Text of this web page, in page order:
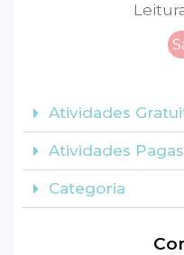
Atividades
Atividades Pagas
Categoria